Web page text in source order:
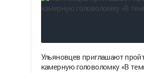
Ульяновцев приглашают
камерную головоломку «В